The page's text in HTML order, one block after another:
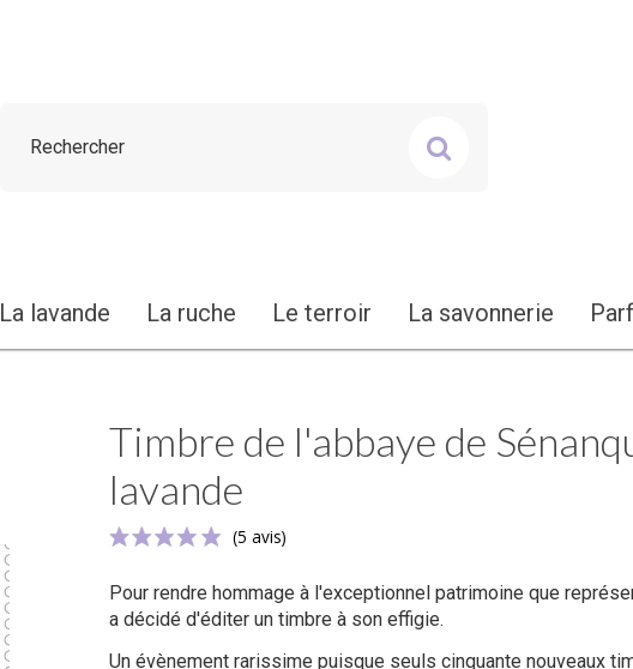
La lavande La ruche Le terroir La savonnerie
Timbre de l'abbaye de
lavande
(5 avis)
Pour rendre hommage à l'exceptionnel patrimoine que
a décidé d'éditer un timbre à son effigie.
Un évènement rarissime puisque seuls cinquante nouveaux